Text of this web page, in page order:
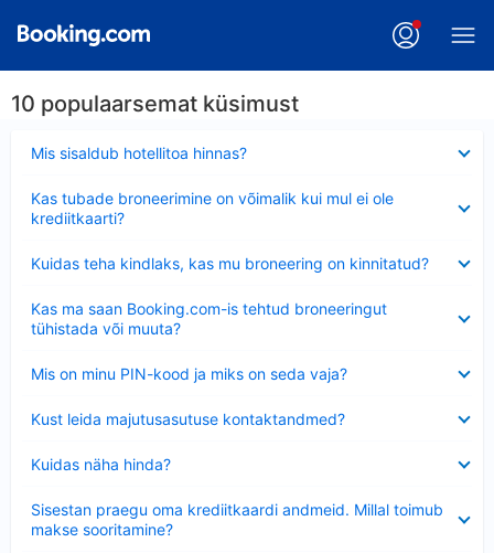
10 populaarsemat küsimust
Mis sisaldub hotellitoa hinnas?
Kas tubade broneerimine on võimalik kui mul ei ole
krediitkaarti?
Kuidas teha kindlaks, kas mu broneering on kinnitatud?
Kas ma saan Booking.com-is tehtud broneeringut
tühistada või muuta?
Mis on minu PIN-kood ja miks on seda vaja?
Kust leida majutusasutuse kontaktandmed?
Kuidas näha hinda?
Sisestan praegu oma krediitkaardi andmeid. Millal toimub
makse sooritamine?